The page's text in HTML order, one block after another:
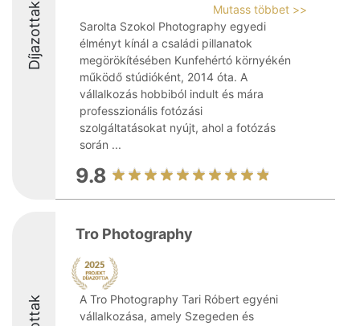
Díjazottak
Mutass többet >>
Sarolta Szokol Photography egyedi
élményt kínál a családi pillanatok
megörökítésében Kunfehértó környékén
működő stúdióként, 2014 óta. A
vállalkozás hobbiból indult és mára
professzionális fotózási
szolgáltatásokat nyújt, ahol a fotózás
során ...
9.8
Tro Photography
A Tro Photography Tari Róbert egyéni
vállalkozása, amely Szegeden és